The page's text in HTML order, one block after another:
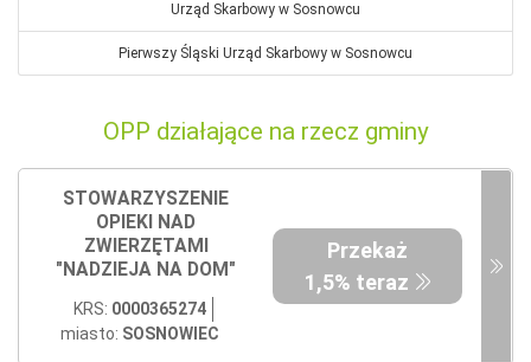
Urząd Skarbowy w Sosnowcu
Pierwszy Śląski Urząd Skarbowy w Sosnowcu
OPP działające na rzecz gminy
STOWARZYSZENIE
OPIEKI NAD
ZWIERZĘTAMI
"NADZIEJA NA DOM"
KRS: 0000365274
miasto: SOSNOWIEC
Przekaż
1,5% teraz